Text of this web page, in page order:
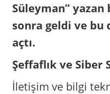
Süleyman”
sonra geldi ve bu
açtı.
Şeffaflık ve Siber
İletişim ve bilgi